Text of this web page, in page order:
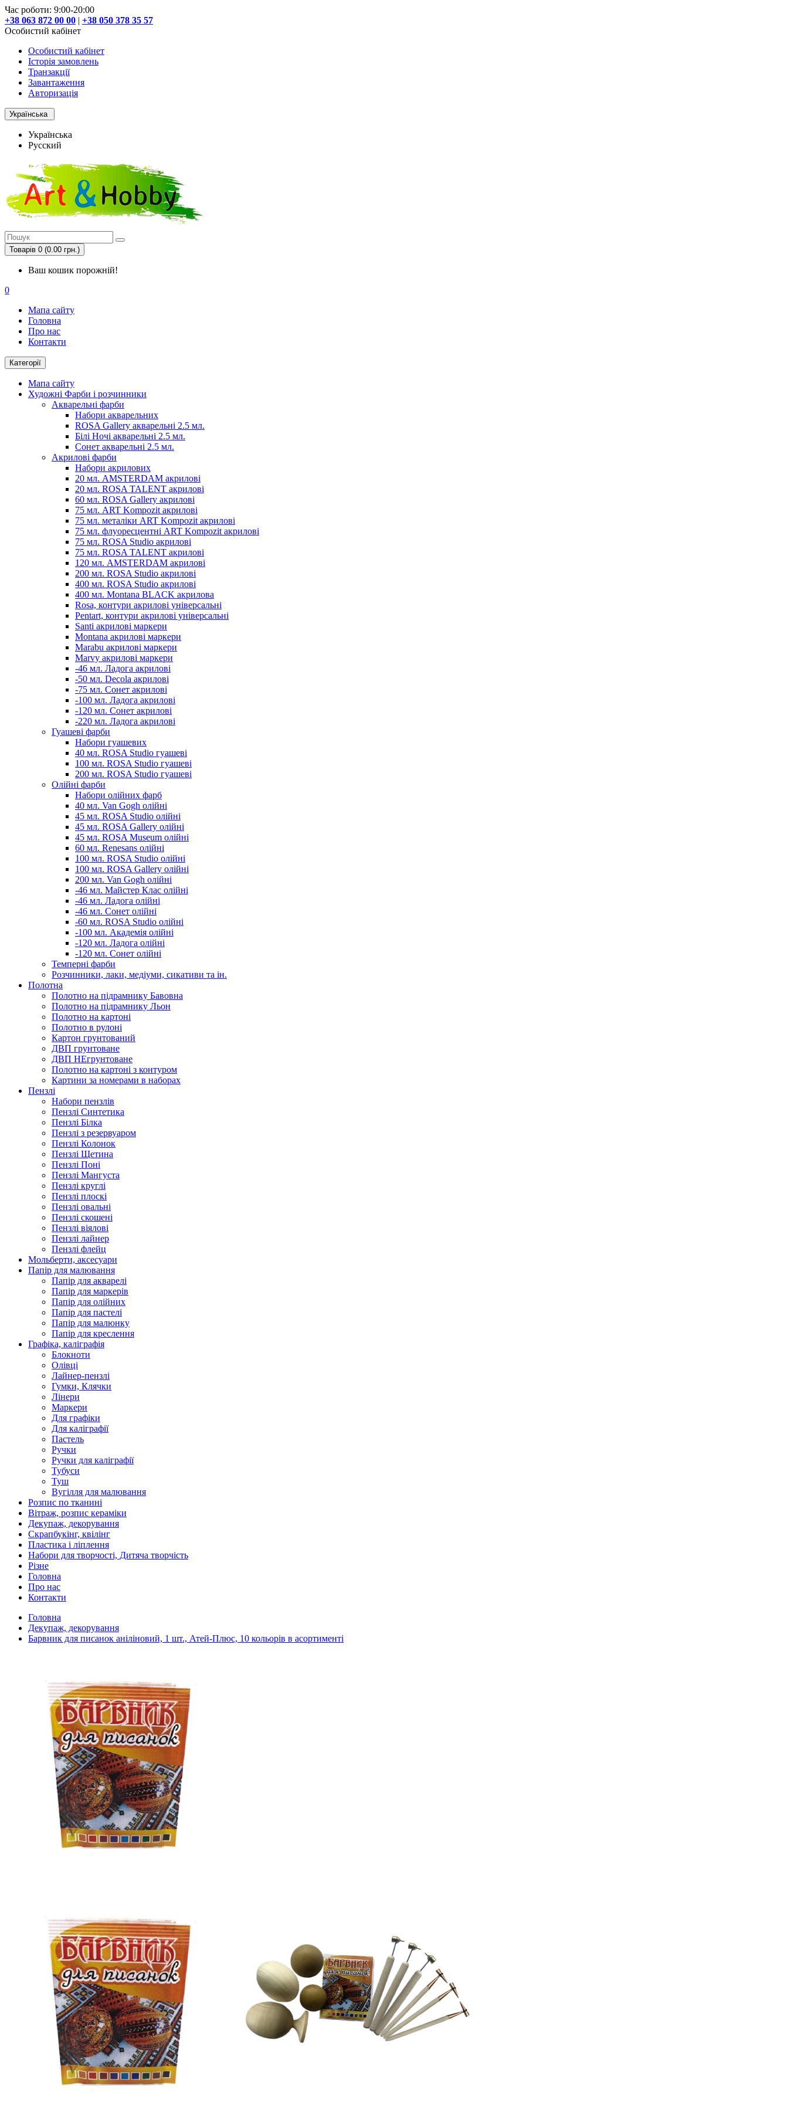
Час роботи: 9:00-20:00
+38 063 872 00 00 | +38 050 378 35 57
Особистий кабінет
Особистий кабінет
Історія замовлень
Транзакції
Завантаження
Авторизація
Українська
Українська
Русский
Товарів 0 (0.00 грн.)
Ваш кошик порожній!
0
Мапа сайту
Головна
Про нас
Контакти
Категорії
Мапа сайту
Художні Фарби і розчинники
Акварельні фарби
Набори акварельних
ROSA Gallery акварельні 2.5 мл.
Білі Ночі акварельні 2.5 мл.
Сонет акварельні 2.5 мл.
Акрилові фарби
Набори акрилових
20 мл. AMSTERDAM акрилові
20 мл. ROSA TALENT акрилові
60 мл. ROSA Gallery акрилові
75 мл. ART Kompozit акрилові
75 мл. металіки ART Kompozit акрилові
75 мл. флуоресцентні ART Kompozit акрилові
75 мл. ROSA Studio акрилові
75 мл. ROSA TALENT акрилові
120 мл. AMSTERDAM акрилові
200 мл. ROSA Studio акрилові
400 мл. ROSA Studio акрилові
400 мл. Montana BLACK акрилова
Rosa, контури акрилові універсальні
Pentart, контури акрилові універсальні
Santi акрилові маркери
Montana акрилові маркери
Marabu акрилові маркери
Marvy акрилові маркери
-46 мл. Ладога акрилові
-50 мл. Decola акрилові
-75 мл. Сонет акрилові
-100 мл. Ладога акрилові
-120 мл. Сонет акрилові
-220 мл. Ладога акрилові
Гуашеві фарби
Набори гуашевих
40 мл. ROSA Studio гуашеві
100 мл. ROSA Studio гуашеві
200 мл. ROSA Studio гуашеві
Олійні фарби
Набори олійних фарб
40 мл. Van Gogh олійні
45 мл. ROSA Studio олійні
45 мл. ROSA Gallery олійні
45 мл. ROSA Museum олійні
60 мл. Renesans олійні
100 мл. ROSA Studio олійні
100 мл. ROSA Gallery олійні
200 мл. Van Gogh олійні
-46 мл. Майстер Клас олійні
-46 мл. Ладога олійні
-46 мл. Сонет олійні
-60 мл. ROSA Studio олійні
-100 мл. Академія олійні
-120 мл. Ладога олійні
-120 мл. Сонет олійні
Темперні фарби
Розчинники, лаки, медіуми, сикативи та ін.
Полотна
Полотно на підрамнику Бавовна
Полотно на підрамнику Льон
Полотно на картоні
Полотно в рулоні
Картон грунтований
ДВП грунтоване
ДВП НЕгрунтоване
Полотно на картоні з контуром
Картини за номерами в наборах
Пензлі
Набори пензлів
Пензлі Синтетика
Пензлі Білка
Пензлі з резервуаром
Пензлі Колонок
Пензлі Щетина
Пензлі Поні
Пензлі Мангуста
Пензлі круглі
Пензлі плоскі
Пензлі овальні
Пензлі скошені
Пензлі віялові
Пензлі лайнер
Пензлі флейц
Мольберти, аксесуари
Папір для малювання
Папір для акварелі
Папір для маркерів
Папір для олійних
Папір для пастелі
Папір для малюнку
Папір для креслення
Графіка, каліграфія
Блокноти
Олівці
Лайнер-пензлі
Гумки, Клячки
Лінери
Маркери
Для графіки
Для каліграфії
Пастель
Ручки
Ручки для каліграфії
Тубуси
Туш
Вугілля для малювання
Розпис по тканині
Вітраж, розпис кераміки
Декупаж, декорування
Скрапбукінг, квілінг
Пластика і ліплення
Набори для творчості, Дитяча творчість
Різне
Головна
Про нас
Контакти
Головна
Декупаж, декорування
Барвник для писанок аніліновий, 1 шт., Атей-Плюс, 10 кольорів в асортименті